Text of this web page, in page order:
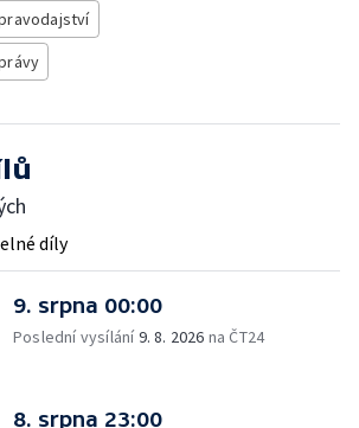
díly
9. srpna 00:00
Poslední vysílání9. 8. 2026 na ČT24
8. srpna 23:00